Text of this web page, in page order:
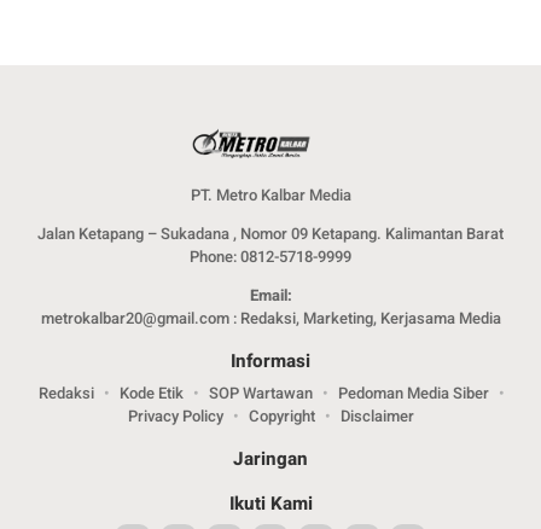
PT. Metro Kalbar Media
Jalan Ketapang – Sukadana , Nomor 09 Ketapang. Kalimantan Barat
Phone: 0812-5718-9999
Email:
metrokalbar20@gmail.com : Redaksi, Marketing, Kerjasama Media
Informasi
Redaksi Kode Etik SOP Wartawan
Pedoman Media Siber
Privacy Policy
Copyright Disclaimer
Jaringan
Ikuti Kami